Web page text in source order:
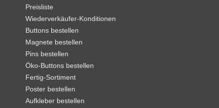
Preisliste
Wiederverkäufer-Konditionen
Buttons bestellen
Magnete bestellen
Pins bestellen
Öko-Buttons bestellen
Fertig-Sortiment
Poster bestellen
Aufkleber bestellen